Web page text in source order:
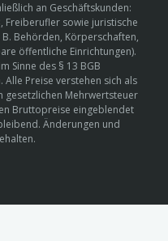
an Geschäftskunden:
Freiberufler sowie juristische
Behörden, Körperschaften,
öffentliche Einrichtungen).
Sinne des § 13 BGB
Preise verstehen sich als
gesetzlichen Mehrwertsteuer
Bruttopreise eingeblendet
Änderungen und